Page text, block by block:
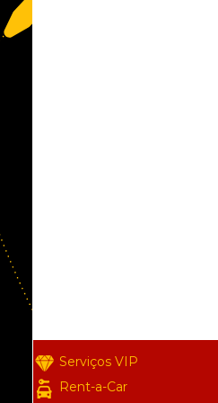
Serviços VIP
Rent-a-Car